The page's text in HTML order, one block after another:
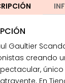
Gaultier
creando
En